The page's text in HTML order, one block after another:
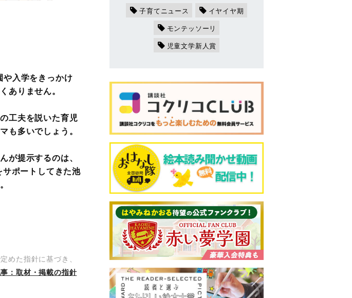
や入学をきっかけ
ありません。
工夫を説いた育児
も多いでしょう。
が提示するのは、
サポートしてきた池
めた指針に基づき、
：取材・掲載の指針
子育てニュース
イヤイヤ期
モンテッソーリ
児童文学新人賞